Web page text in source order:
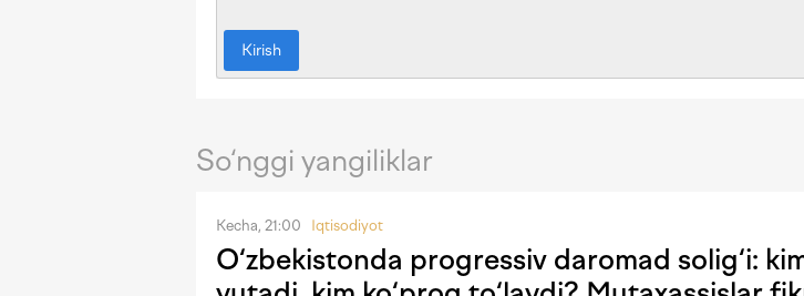
Kirish
So‘nggi yangiliklar
Kecha, 21:00 Iqtisodiyot
O‘zbekistonda progressiv daromad solig‘i: